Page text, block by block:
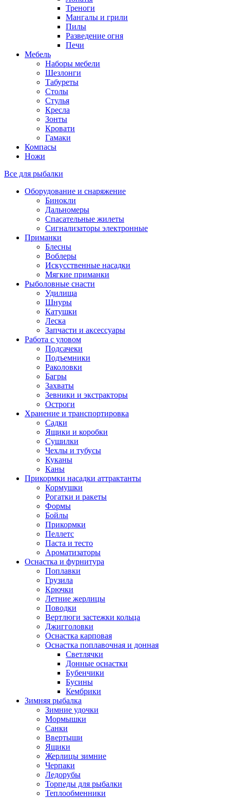
Треноги
Мангалы и грили
Пилы
Разведение огня
Печи
Мебель
Наборы мебели
Шезлонги
Табуреты
Столы
Стулья
Кресла
Зонты
Кровати
Гамаки
Компасы
Ножи
Все для рыбалки
Оборудование и снаряжение
Бинокли
Дальномеры
Спасательные жилеты
Сигнализаторы электронные
Приманки
Блесны
Воблеры
Искусственные насадки
Мягкие приманки
Рыболовные снасти
Удилища
Шнуры
Катушки
Леска
Запчасти и аксессуары
Работа с уловом
Подсачеки
Подъемники
Раколовки
Багры
Захваты
Зевники и экстракторы
Остроги
Хранение и транспортировка
Садки
Ящики и коробки
Сушилки
Чехлы и тубусы
Куканы
Каны
Прикормки насадки аттрактанты
Кормушки
Рогатки и ракеты
Формы
Бойлы
Прикормки
Пеллетс
Паста и тесто
Ароматизаторы
Оснастка и фурнитура
Поплавки
Грузила
Крючки
Летние жерлицы
Поводки
Вертлюги застежки кольца
Джигголовки
Оснастка карповая
Оснастка поплавочная и донная
Светлячки
Донные оснастки
Бубенчики
Бусины
Кембрики
Зимняя рыбалка
Зимние удочки
Мормышки
Санки
Ввертыши
Ящики
Жерлицы зимние
Черпаки
Ледорубы
Торпеды для рыбалки
Теплообменники